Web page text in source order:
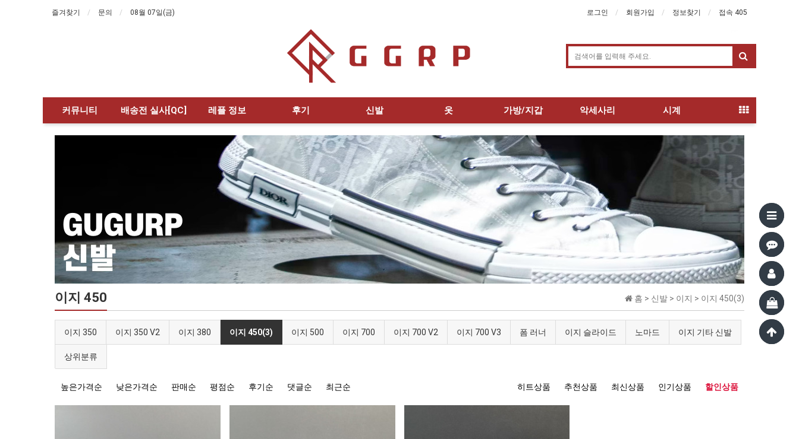
즐겨찾기 문의 08월 07일(금) 로그인 회원가입 정보찾기 접속 405
커뮤니티 배송전 실사[QC] 레플 정보 후기 신발 옷 가방/지갑 악세사리 시계
홈 > 신발 > 이지 > 이지 450(3)
이지 450
이지 350 이지 350 V2 이지 380 이지 450(3) 이지 500 이지 700 이지 700 V2 이지 700 V3 폼 러너 이지 슬라이드 노마드 이지 기타 신발
상위분류
높은가격순 낮은가격순 판매순 평점순 후기순 댓글순 최근순 히트상품 추천상품 최신상품 인기상품 할인상품